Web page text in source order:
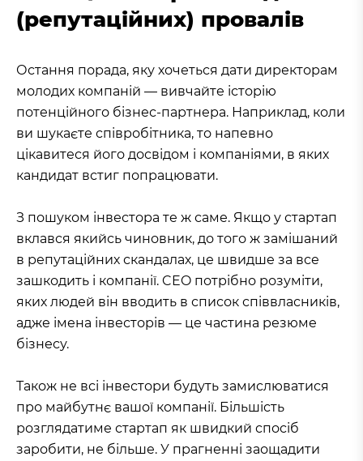
(репутаційних) провалів
Остання порада, яку хочеться дати директорам
молодих компаній — вивчайте історію
потенційного бізнес-партнера. Наприклад, коли
ви шукаєте співробітника, то напевно
цікавитеся його досвідом і компаніями, в яких
кандидат встиг попрацювати.
З пошуком інвестора те ж саме. Якщо у стартап
вклався якийсь чиновник, до того ж замішаний
в репутаційних скандалах, це швидше за все
зашкодить і компанії. CEO потрібно розуміти,
яких людей він вводить в список співвласників,
адже імена інвесторів — це частина резюме
бізнесу.
Також не всі інвестори будуть замислюватися
про майбутнє вашої компанії. Більшість
розглядатиме стартап як швидкий спосіб
заробити, не більше. У прагненні заощадити